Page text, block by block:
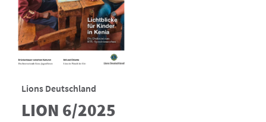
Lions Deutschland
LION 6/2025